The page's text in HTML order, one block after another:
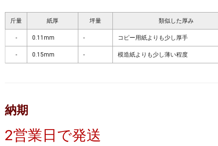
斤量 紙厚 坪量 類似した厚み
- 0.11mm - コピー用紙よりも少し厚手
- 0.15mm - 模造紙よりも少し薄い程度
納期
2営業日で発送